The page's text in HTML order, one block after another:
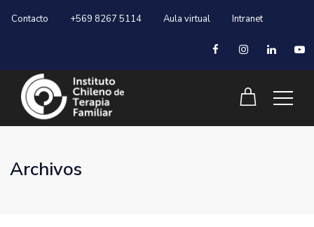
Contacto +569 8267 5114 Aula virtual Intranet
Archivos